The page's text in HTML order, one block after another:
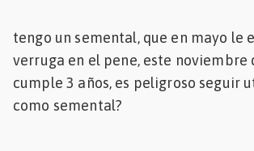
Ganadería
Lechería
tengo un semental, que en mayo le
verruga en el pene, este noviembre
cumple 3 años, es peligroso seguir
como semental?